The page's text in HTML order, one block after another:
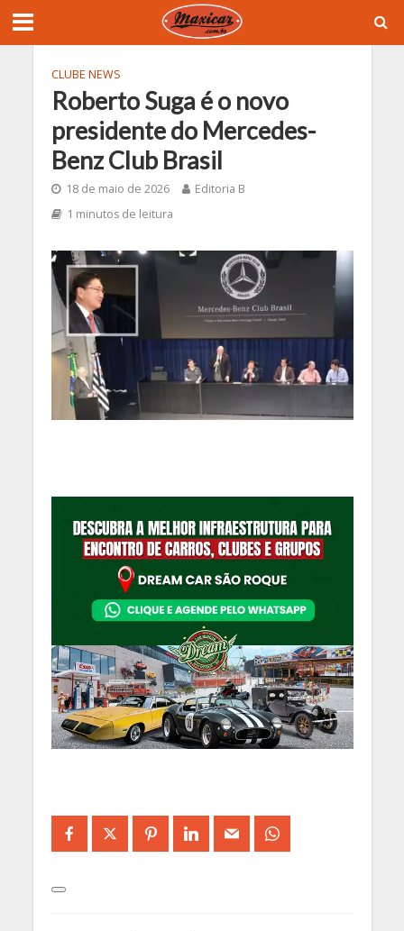
CLUBE NEWS
Roberto Suga é o novo
presidente do Mercedes-
Benz Club Brasil
18 de maio de 2026
Editoria B
1 minutos de leitura